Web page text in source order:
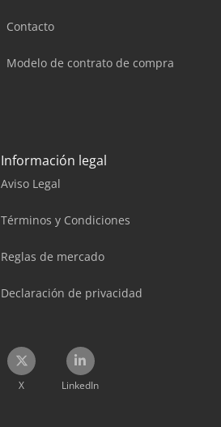
Contacto
Modelo de contrato de compra
Información legal
Aviso Legal
Términos y Condiciones
Reglas de mercado
Declaración de privacidad
X LinkedIn